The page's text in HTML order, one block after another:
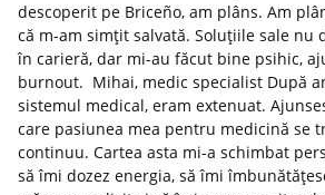
descoperit pe Briceño, am plâns. Am
că m-am simțit salvată. Soluțiile sale nu
în carieră, dar mi-au făcut bine psihic,
burnout. Mihai, medic specialist După
sistemul medical, eram extenuat.
care pasiunea mea pentru medicină se
continuu. Cartea asta mi-a schimbat
să îmi dozez energia, să îmi